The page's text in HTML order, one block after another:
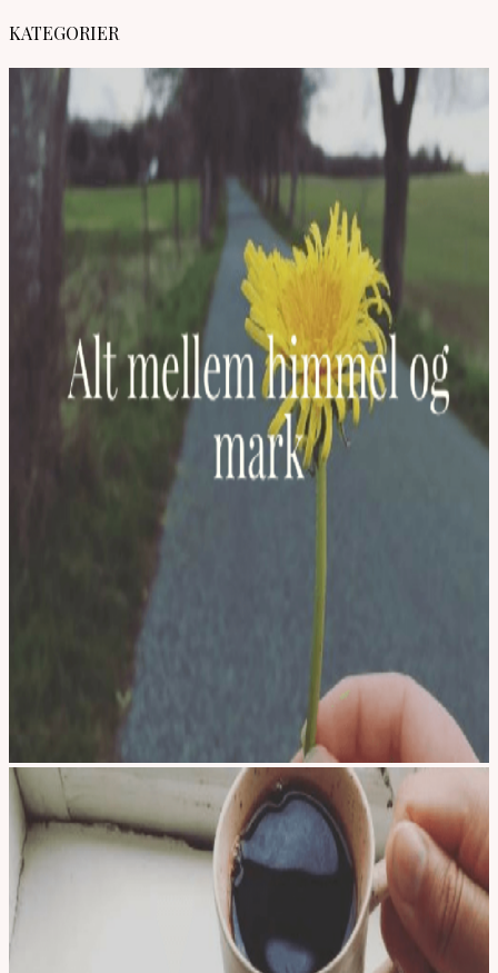
KATEGORIER